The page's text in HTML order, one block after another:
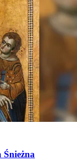
Śnieżna